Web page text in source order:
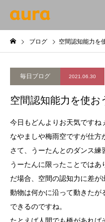
ブログ 空間認知能力を
毎日ブログ 2021.06.30
空間認知能力を使お
今日もどんよりお天気ですね
なやましや梅雨空ですが仕方
さて、うーたんとのダンス練
うーたんに限ったことでは
だ場合、空間の認知力に差が
動物は何かに沿って動きたが
できるのですね。